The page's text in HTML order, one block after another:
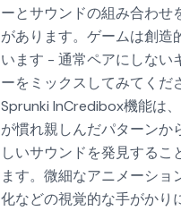
ーとサウンドの組み合わせ
があります。ゲームは創造
います - 通常ペアにしない
ーをミックスしてみてくだ
Sprunki InCredibox機能は
が慣れ親しんだパターンか
しいサウンドを発見するこ
ます。微細なアニメーショ
化などの視覚的な手がかり